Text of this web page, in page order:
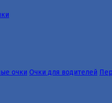
очки Очки для водителей